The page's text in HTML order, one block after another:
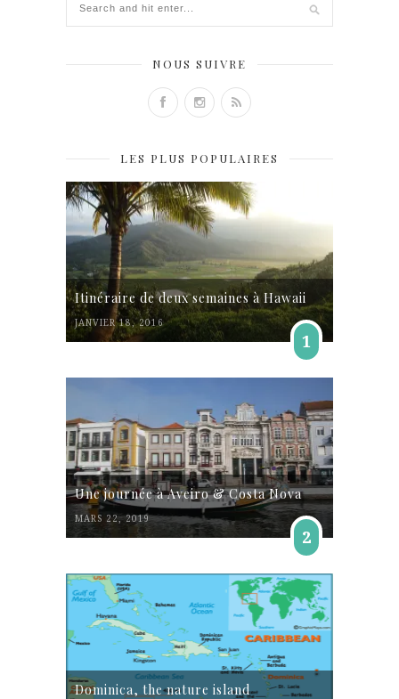
NOUS SUIVRE
LES PLUS POPULAIRES
Itinéraire de deux semaines à Hawaii
JANVIER 18, 2016
1
Une journée à Aveiro & Costa Nova
MARS 22, 2019
2
Dominica, the nature island